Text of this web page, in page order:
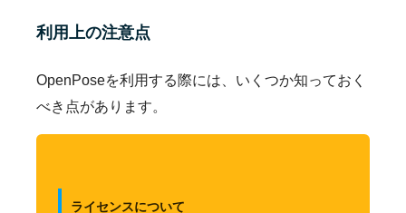
利用上の注意点
OpenPoseを利用する際には、いくつか知っておく
べき点があります。
ライセンスについて